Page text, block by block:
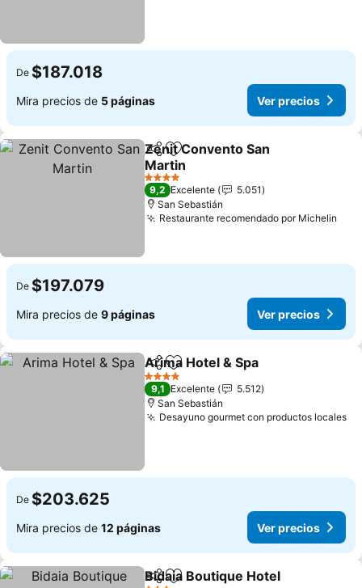
De $187.018
Mira precios de 5 páginas Ver precios
CompartirAgregar a favoritos
Zenit Convento San
Martin
Ver precios
4 Estrellas
9,2 Excelente
5.051
San Sebastián
Restaurante recomendado por Michelin
De $197.079
Mira precios de 9 páginas Ver precios
CompartirAgregar a favoritos
Arima Hotel & Spa
4 Estrellas
9,1 Excelente
5.512
San Sebastián
Desayuno gourmet con productos locales
De $203.625
Mira precios de 12 páginas Ver precios
CompartirAgregar a favoritos
Bidaia Boutique Hotel